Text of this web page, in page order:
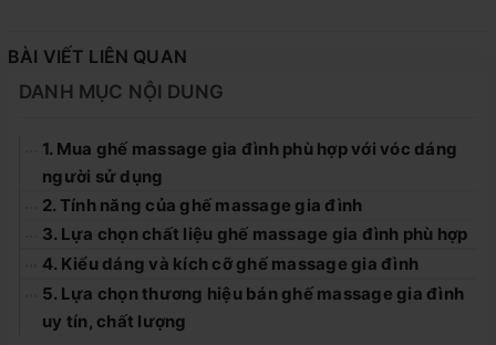
BÀI VIẾT LIÊN QUAN
DANH MỤC NỘI DUNG
1. Mua ghế massage gia đình phù hợp với vóc dáng
người sử dụng
2. Tính năng của ghế massage gia đình
3. Lựa chọn chất liệu ghế massage gia đình phù hợp
4. Kiểu dáng và kích cỡ ghế massage gia đình
5. Lựa chọn thương hiệu bán ghế massage gia đình
uy tín, chất lượng